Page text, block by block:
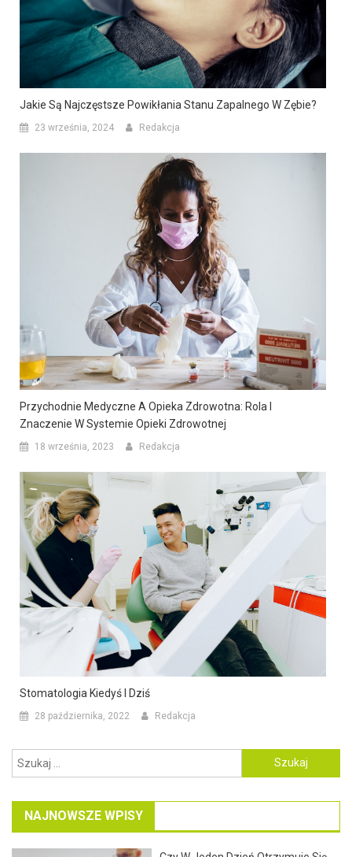
Jakie Są Najczęstsze Powikłania Stanu Zapalnego W Zębie?
23 września, 2024 Redakcja
Przychodnie Medyczne A Opieka Zdrowotna: Rola I
Znaczenie W Systemie Opieki Zdrowotnej
18 września, 2023 Redakcja
Stomatologia Kiedyś I Dziś
28 października, 2022 Redakcja
Szukaj:
NAJNOWSZE WPISY